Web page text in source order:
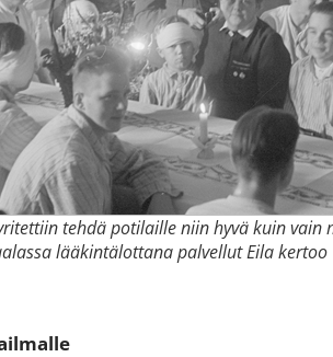
tehdä potilaille niin hyvä kuin
lääkintälottana palvellut Eila kertoo